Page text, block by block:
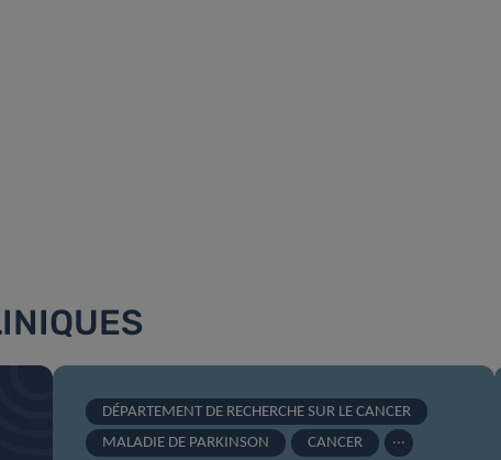
DÉPARTEMENT DE RECHERCHE SUR LE CANCER
MALADIE DE PARKINSON
CANCER ...